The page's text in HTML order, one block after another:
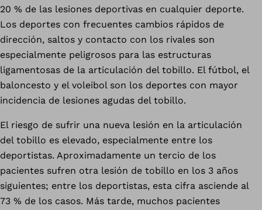
20 % de las lesiones deportivas en cualquier deporte.
Los deportes con frecuentes cambios rápidos de
dirección, saltos y contacto con los rivales son
especialmente peligrosos para las estructuras
ligamentosas de la articulación del tobillo. El fútbol, el
baloncesto y el voleibol son los deportes con mayor
incidencia de lesiones agudas del tobillo.
El riesgo de sufrir una nueva lesión en la articulación
del tobillo es elevado, especialmente entre los
deportistas. Aproximadamente un tercio de los
pacientes sufren otra lesión de tobillo en los 3 años
siguientes; entre los deportistas, esta cifra asciende al
73 % de los casos. Más tarde, muchos pacientes